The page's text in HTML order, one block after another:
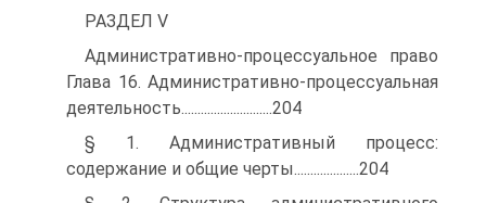
РАЗДЕЛ V
Административно-процессуальное право
Глава 16. Административно-процессуальная
деятельность............................204
§ 1. Административный процесс:
содержание и общие черты....................204